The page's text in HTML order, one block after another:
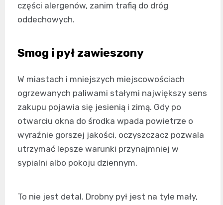
części alergenów, zanim trafią do dróg
oddechowych.
Smog i pył zawieszony
W miastach i mniejszych miejscowościach
ogrzewanych paliwami stałymi największy sens
zakupu pojawia się jesienią i zimą. Gdy po
otwarciu okna do środka wpada powietrze o
wyraźnie gorszej jakości, oczyszczacz pozwala
utrzymać lepsze warunki przynajmniej w
sypialni albo pokoju dziennym.
To nie jest detal. Drobny pył jest na tyle mały,